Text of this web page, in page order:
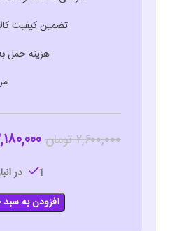
تضمین کیفیت
هزینه حمل
۲,۶۰۰,۰۰۰تومان
1 در انبار
افزودن به